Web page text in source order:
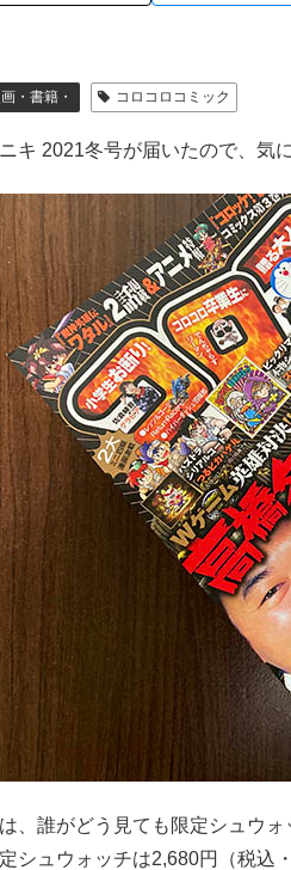
・書籍・ コロコロコミック
キ 2021冬号が届いたので、気
、誰がどう見ても限定シュウ
シュウォッチは2,680円（税込